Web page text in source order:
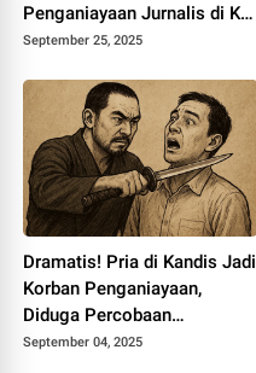
Penganiayaan Jurnalis di KM
51
September 25, 2025
Dramatis! Pria di Kandis Jadi
Korban Penganiayaan,
Diduga Percobaan
Perampokan Rp8 Juta
September 04, 2025